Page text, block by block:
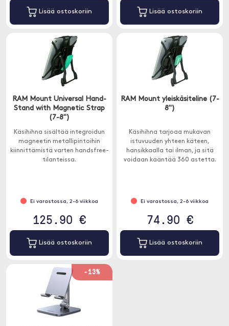
Lisää ostoskoriin Lisää ostoskoriin
RAM Mount Universal Hand-
Stand with Magnetic Strap
(7-8")
Käsihihna sisältää integroidun
magneetin metallipintoihin
kiinnittämistä varten handsfree-
tilanteissa.
Ei varastossa, 2-6 viikkoa
125.90 €
Lisää ostoskoriin
RAM Mount yleiskäsiteline (7-
8")
Käsihihna tarjoaa mukavan
istuvuuden yhteen käteen,
hansikkaalla tai ilman, ja sitä
voidaan kääntää 360 astetta.
Ei varastossa, 2-6 viikkoa
74.90 €
Lisää ostoskoriin
-13%